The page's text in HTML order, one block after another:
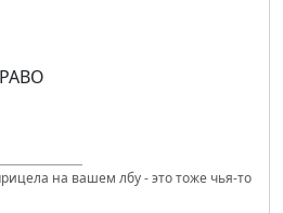
на вашем лбу - это тоже чья-то